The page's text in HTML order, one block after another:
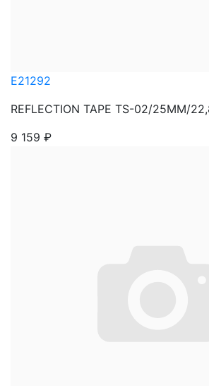
E21292
REFLECTION TAPE TS-02/25MM/
9 159 ₽